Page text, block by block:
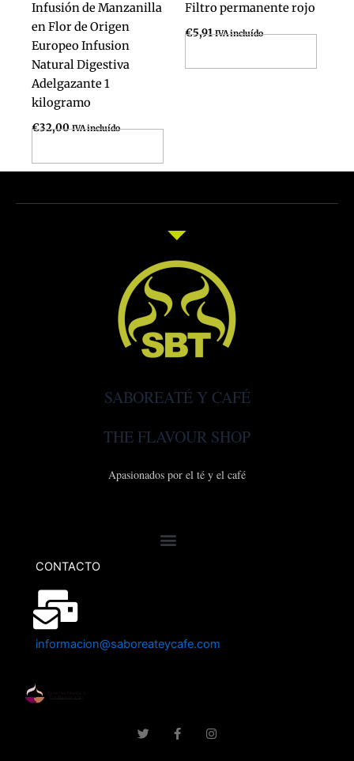
Infusión de Manzanilla
en Flor de Origen
Europeo Infusion
Natural Digestiva
Adelgazante 1
kilogramo
€32,00 IVA incluído
Filtro permanente rojo
€5,91 IVA incluído
SABOREATÉ Y CAFÉ
THE FLAVOUR SHOP
Apasionados por el té y el café
CONTACTO
informacion@saboreateycafe.com
w
i
a
c
n
s